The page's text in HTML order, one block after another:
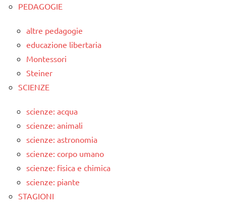
PEDAGOGIE
altre pedagogie
educazione libertaria
Montessori
Steiner
SCIENZE
scienze: acqua
scienze: animali
scienze: astronomia
scienze: corpo umano
scienze: fisica e chimica
scienze: piante
STAGIONI